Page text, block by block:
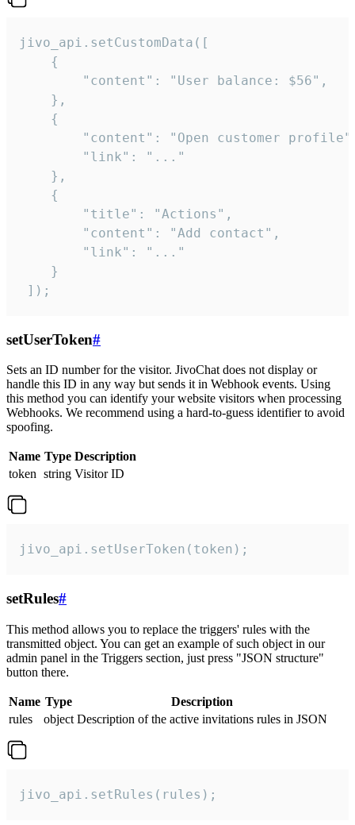
jivo_api.setCustomData([
    {
        "content": "User balance: $56",
    },
    {
"content": "Open customer
        "link": "..."
    },
    {
        "title": "Actions",
        "content": "Add contact",
        "link": "..."
    }
]);
setUserToken#
Sets an ID number for the visitor. JivoChat does not display or
handle this ID in any way but sends it in Webhook events. Using
this method you can identify your website visitors when processing
Webhooks. We recommend using a hard-to-guess identifier to avoid
spoofing.
Name Type Description
token string Visitor ID
jivo_api.setUserToken(token);
setRules#
This method allows you to replace the triggers' rules with the
transmitted object. You can get an example of such object in our
admin panel in the Triggers section, just press "JSON structure"
button there.
Name Type
Description
rules
object Description of the active invitations rules in JSON
jivo_api.setRules(rules);